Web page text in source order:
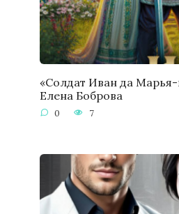
«Солдат Иван да
Елена Боброва
0 7